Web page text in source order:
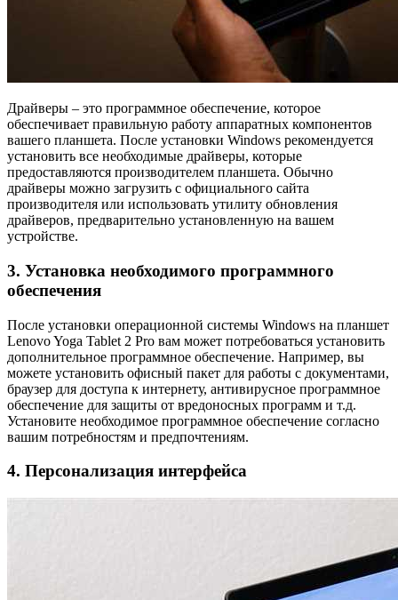
Драйверы – это программное обеспечение, которое
обеспечивает правильную работу аппаратных компонентов
вашего планшета. После установки Windows рекомендуется
установить все необходимые драйверы, которые
предоставляются производителем планшета. Обычно
драйверы можно загрузить с официального сайта
производителя или использовать утилиту обновления
драйверов, предварительно установленную на вашем
устройстве.
3. Установка необходимого программного
обеспечения
После установки операционной системы Windows на планшет
Lenovo Yoga Tablet 2 Pro вам может потребоваться установить
дополнительное программное обеспечение. Например, вы
можете установить офисный пакет для работы с документами,
браузер для доступа к интернету, антивирусное программное
обеспечение для защиты от вредоносных программ и т.д.
Установите необходимое программное обеспечение согласно
вашим потребностям и предпочтениям.
4. Персонализация интерфейса